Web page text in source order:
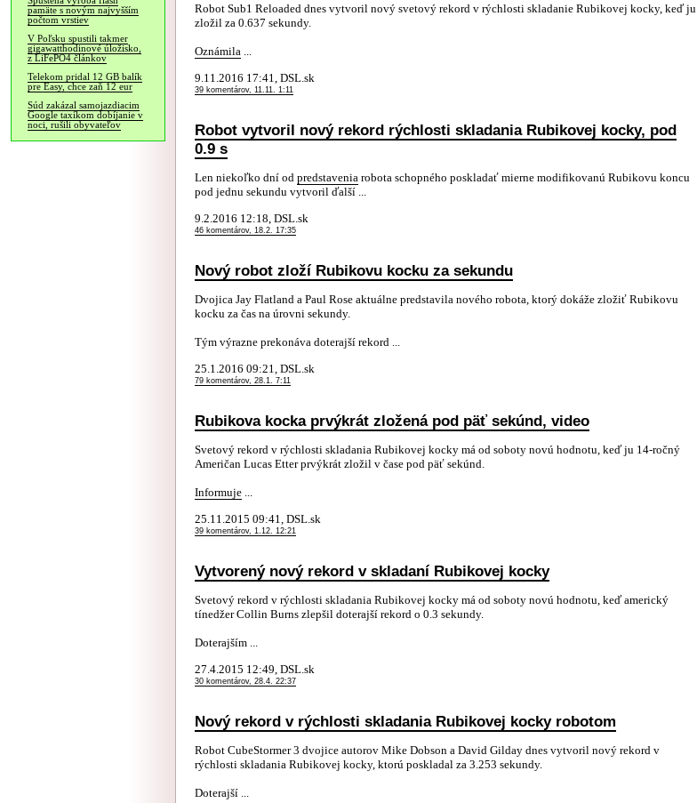
pamäte s novým najvyšším
počtom vrstiev
V Poľsku spustili takmer
gigawatthodinové úložisko,
z LiFePO4 článkov
Telekom pridal 12 GB balík
pre Easy, chce zaň 12 eur
Súd zakázal samojazdiacim
Google taxíkom dobíjanie v
noci, rušili obyvateľov
Robot Sub1 Reloaded dnes vytvoril nový svetový rekord v rýchlosti skladanie Rubikovej kocky, keď ju
zložil za 0.637 sekundy.
Oznámila ...
9.11.2016 17:41, DSL.sk
39 komentárov, 11.11. 1:11
Robot vytvoril nový rekord rýchlosti skladania Rubikovej kocky, pod
0.9 s
Len niekoľko dní od predstavenia robota schopného poskladať mierne modifikovanú Rubikovu koncu
pod jednu sekundu vytvoril ďalší ...
9.2.2016 12:18, DSL.sk
46 komentárov, 18.2. 17:35
Nový robot zloží Rubikovu kocku za sekundu
Dvojica Jay Flatland a Paul Rose aktuálne predstavila nového robota, ktorý dokáže zložiť Rubikovu
kocku za čas na úrovni sekundy.
Tým výrazne prekonáva doterajší rekord ...
25.1.2016 09:21, DSL.sk
79 komentárov, 28.1. 7:11
Rubikova kocka prvýkrát zložená pod päť sekúnd, video
Svetový rekord v rýchlosti skladania Rubikovej kocky má od soboty novú hodnotu, keď ju 14-ročný
Američan Lucas Etter prvýkrát zložil v čase pod päť sekúnd.
Informuje ...
25.11.2015 09:41, DSL.sk
39 komentárov, 1.12. 12:21
Vytvorený nový rekord v skladaní Rubikovej kocky
Svetový rekord v rýchlosti skladania Rubikovej kocky má od soboty novú hodnotu, keď americký
tínedžer Collin Burns zlepšil doterajší rekord o 0.3 sekundy.
Doterajším ...
27.4.2015 12:49, DSL.sk
30 komentárov, 28.4. 22:37
Nový rekord v rýchlosti skladania Rubikovej kocky robotom
Robot CubeStormer 3 dvojice autorov Mike Dobson a David Gilday dnes vytvoril nový rekord v
rýchlosti skladania Rubikovej kocky, ktorú poskladal za 3.253 sekundy.
Doterajší ...